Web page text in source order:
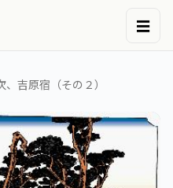
☰
吉原宿（その２）